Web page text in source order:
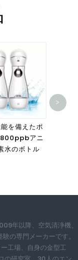
を備えたポ
800ppbアニ
水のボトル
カー
>
年以降、空気清浄